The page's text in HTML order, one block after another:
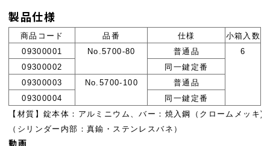
製品仕様
商品コード 品番 仕様
小箱入数
09300001
No.5700-80 普通品
6
09300002
同一鍵定番
09300003
No.5700-100
普通品
09300004
同一鍵定番
【材質】 錠本体：アルミニウム、バー：焼入鋼（クロームメッキ)
（シリンダー内部：真鍮・ステンレスバネ）
動画